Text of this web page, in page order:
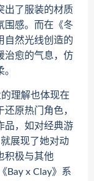
出了服装的材质
围感。而在《冬
自然光线创造的
治愈的气息，仿
理解也体现在
原热门角色，
品，如对经典游
展现了她对动
积极与其他
Bay x Clay》系